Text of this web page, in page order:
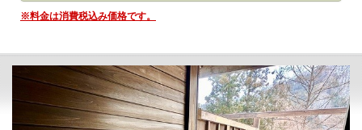
はシモンズ社のセミダブルベッドでゆっくりとお休みください。
【お食事】
全国から厳選された和牛のミニステーキが付いたプランです。川
魚・一升べら・ばんだい餅等、囲炉裏で焼き上げた山川の幸や郷
土食もお召し上がりいただけます。料理長お勧めの旬の素材を盛
り込んだ囲炉裏会席です。
※料金は消費税込み価格です。